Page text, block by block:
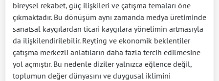
bireysel rekabet, güç ilişkileri ve çatışma temaları öne
çıkmaktadır. Bu dönüşüm aynı zamanda medya üretiminde
sanatsal kaygılardan ticari kaygılara yönelimin artmasıyla
da ilişkilendirilebilir. Reyting ve ekonomik beklentiler
çatışma merkezli anlatıların daha fazla tercih edilmesine
yol açmıştır. Bu nedenle diziler yalnızca eğlence değil,
toplumun değer dünyasını ve duygusal iklimini